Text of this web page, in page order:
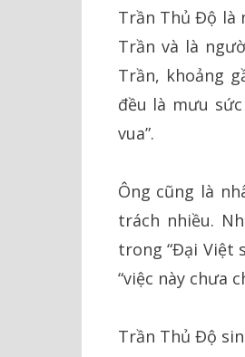
Trần Thủ Độ là
Trần và là
Trần, khoảng
đều là mưu
vua”.
Ông cũng là
trách nhiều.
trong “Đại Việt
“việc này chưa
Trần Thủ Độ